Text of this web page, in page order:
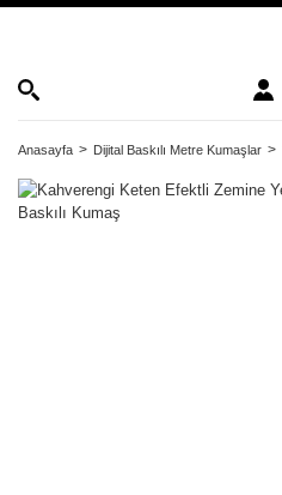
Anasayfa Dijital Baskılı Metre Kumaşlar